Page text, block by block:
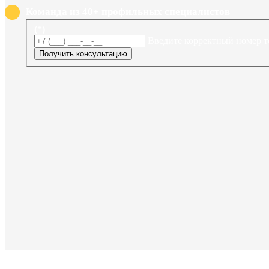
Получить консультацию